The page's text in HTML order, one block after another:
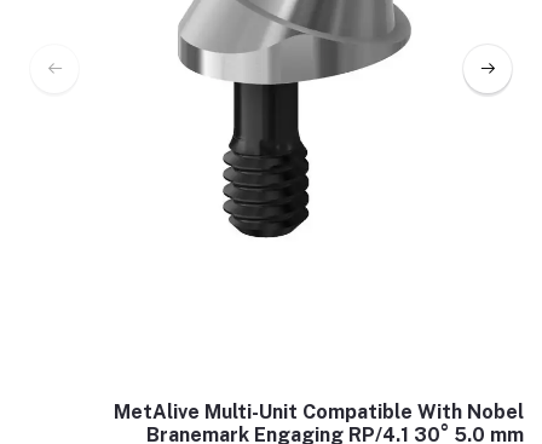
MetAlive Multi-Unit Compatible With Nobel
Branemark Engaging RP/4.1 30° 5.0 mm